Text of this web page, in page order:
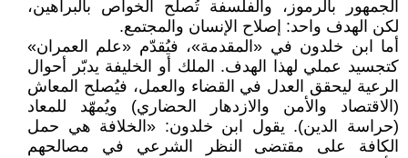
الجمهور بالرموز، والفلسفة تُصلح الخواص بالبراهين،
لكن الهدف واحد: إصلاح الإنسان والمجتمع.
أما ابن خلدون في «المقدمة»، فيُقدّم «علم العمران»
كتجسيد عملي لهذا الهدف. الملك أو الخليفة يدبّر أحوال
الرعية ليحقق العدل في القضاء والعمل، فيُصلح المعاش
(الاقتصاد والأمن والازدهار الحضاري) ويُمهّد للمعاد
(حراسة الدين). يقول ابن خلدون: «الخلافة هي حمل
الكافة على مقتضى النظر الشرعي في مصالحهم